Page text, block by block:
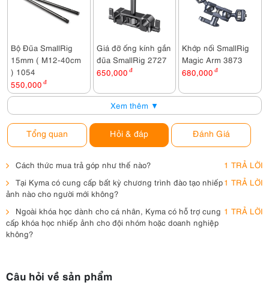
Bộ Đũa SmallRig
15mm ( M12-40cm
) 1054
550,000 đ
Giá đỡ ống kính gắn
đũa SmallRig 2727
650,000 đ
Khớp nối SmallRig
Magic Arm 3873
680,000 đ
Xem thêm ▼
Tổng quan Hỏi & đáp Đánh Giá
Cách thức mua trả góp như thế nào?
1 TRẢ LỜI
Tại Kyma có cung cấp bất kỳ chương trình đào tạo nhiếp
ảnh nào cho người mới không?
1 TRẢ LỜI
Ngoài khóa học dành cho cá nhân, Kyma có hỗ trợ cung
cấp khóa học nhiếp ảnh cho đội nhóm hoặc doanh nghiệp
không?
1 TRẢ LỜI
Câu hỏi về sản phẩm